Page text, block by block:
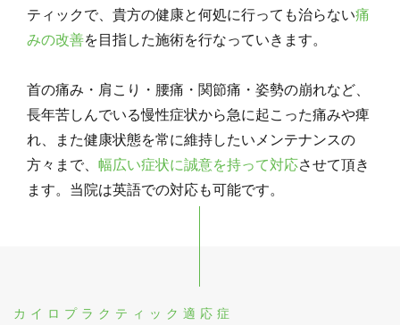
ティックで、貴方の健康と何処に行っても治らない痛
みの改善を目指した施術を行なっていきます。
首の痛み・肩こり・腰痛・関節痛・姿勢の崩れなど、
長年苦しんでいる慢性症状から急に起こった痛みや痺
れ、また健康状態を常に維持したいメンテナンスの
方々まで、 幅広い症状に誠意を持って対応させて頂き
ます。当院は英語での対応も可能です。
カイロプラクティック適応症